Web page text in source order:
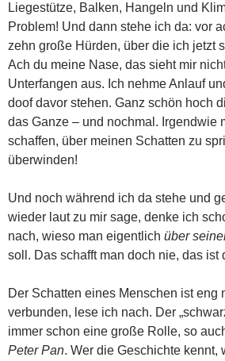
Liegestütze, Balken, Hangeln und
Problem! Und dann stehe ich da: vor
zehn große Hürden, über die ich jetzt
Ach du meine Nase, das sieht mir
Unterfangen aus. Ich nehme Anlauf
doof davor stehen. Ganz schön hoch
das Ganze – und nochmal. Irgendwie
schaffen, über meinen Schatten zu
überwinden!
Und noch während ich da stehe und
wieder laut zu mir sage, denke ich
nach, wieso man eigentlich über
soll. Das schafft man doch nie, das ist
Der Schatten eines Menschen ist eng
verbunden, lese ich nach. Der
immer schon eine große Rolle, so
Peter Pan. Wer die Geschichte kennt,